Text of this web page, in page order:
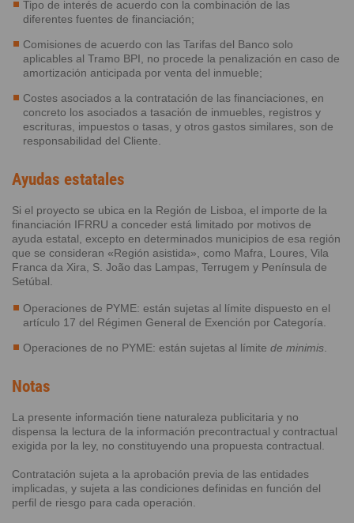
Tipo de interés de acuerdo con la combinación de las
diferentes fuentes de financiación;
Comisiones de acuerdo con las Tarifas del Banco solo
aplicables al Tramo BPI, no procede la penalización en caso de
amortización anticipada por venta del inmueble;
Costes asociados a la contratación de las financiaciones, en
concreto los asociados a tasación de inmuebles, registros y
escrituras, impuestos o tasas, y otros gastos similares, son de
responsabilidad del Cliente.
Ayudas estatales
Si el proyecto se ubica en la Región de Lisboa, el importe de la
financiación IFRRU a conceder está limitado por motivos de
ayuda estatal, excepto en determinados municipios de esa región
que se consideran «Región asistida», como Mafra, Loures, Vila
Franca da Xira, S. João das Lampas, Terrugem y Península de
Setúbal.
Operaciones de PYME: están sujetas al límite dispuesto en el
artículo 17 del Régimen General de Exención por Categoría.
Operaciones de no PYME: están sujetas al límite de minimis.
Notas
La presente información tiene naturaleza publicitaria y no
dispensa la lectura de la información precontractual y contractual
exigida por la ley, no constituyendo una propuesta contractual.
Contratación sujeta a la aprobación previa de las entidades
implicadas, y sujeta a las condiciones definidas en función del
perfil de riesgo para cada operación.